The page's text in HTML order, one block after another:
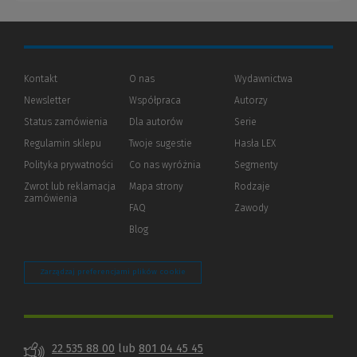
Kontakt
Newsletter
Status zamówienia
Regulamin sklepu
Polityka prywatności (Nowe
(Link
innej
Zwrot lub reklamacja
zamówienia
O nas
Współpraca
Dla autorów(Nowe
(Link
innej
Twoje sugestie
Co nas wyróżnia
Mapa strony
FAQ
Blog
Wydawnictwa
Autorzy
Serie
Hasła LEX
Segmenty
Rodzaje
Zawody
Zarządzaj preferencjami plików cookie
22 535 88 00 lub 801 04 45 45